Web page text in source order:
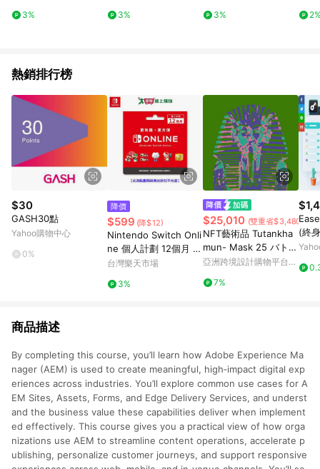
3%
3%
3%
熱銷排行榜
$30
GASH30點
Yahoo購物中心
0%
降價
$599 (降$12)
Nintendo Switch Onli
ne 個人計劃 12個月 實
體序號卡【愛買】
台灣樂天市場
3%
$25,010 (雙重省$3,480)
NFT藝術品 Tutankha
mun- Mask 25 バトル
シティー Battle City
亞洲跨境設計購物平台
7%
(終
商品描述
By completing this course, you’ll learn how Adobe Experience Ma
nager (AEM) is used to create meaningful, high‑impact digital exp
eriences across industries. You’ll explore common use cases for A
EM Sites, Assets, Forms, and Edge Delivery Services, and underst
and the business value these capabilities deliver when implement
ed effectively. This course gives you a practical view of how orga
nizations use AEM to streamline content operations, accelerate p
ublishing, personalize customer journeys, and support responsive